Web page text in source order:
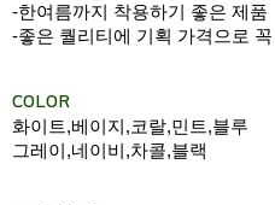
-한여름까지 착용하기 좋은 제품
-좋은 퀄리티에 기획 가격으로
COLOR
화이트,베이지,코랄,민트,블루
그레이,네이비,차콜,블랙